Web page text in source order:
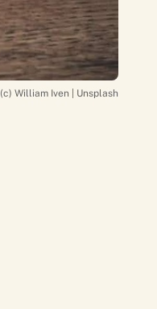
(c) William Iven | Unsplash